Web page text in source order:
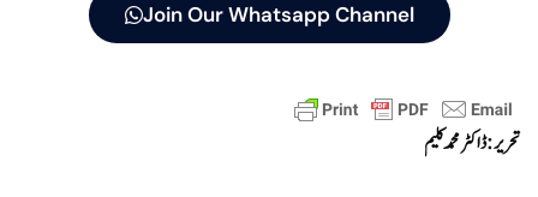
Join Our Whatsapp Channel
تحریر: ڈاکٹر محمد کلیم